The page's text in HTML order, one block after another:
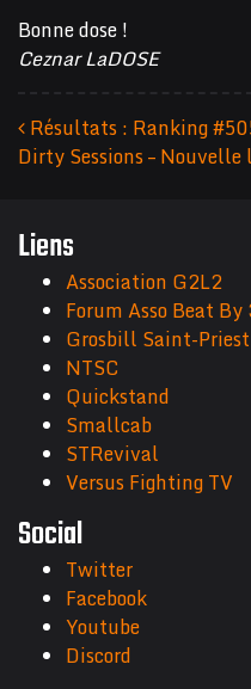
Bonne dose !
Ceznar LaDOSE
Navigation des
Résultats : Ranking
Dirty Sessions – Nouvelle
Liens
Association G2L2
Forum Asso Beat By
Grosbill Saint-Priest
NTSC
Quickstand
Smallcab
STRevival
Versus Fighting TV
Social
Twitter
Facebook
Youtube
Discord